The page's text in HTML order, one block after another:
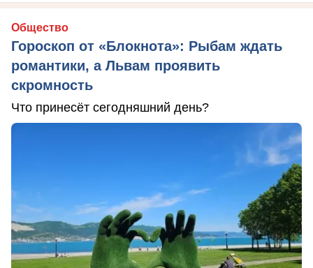
Общество
Гороскоп от «Блокнота»: Рыбам ждать
романтики, а Львам проявить
скромность
Что принесёт сегодняшний день?